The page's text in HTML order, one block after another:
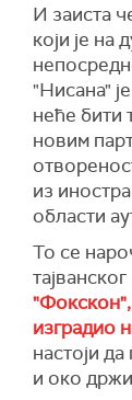
И заиста
који је на
"Нисана"
неће бити
новим
из
области
То се
"Фокскон",
изградио
настоји
и око